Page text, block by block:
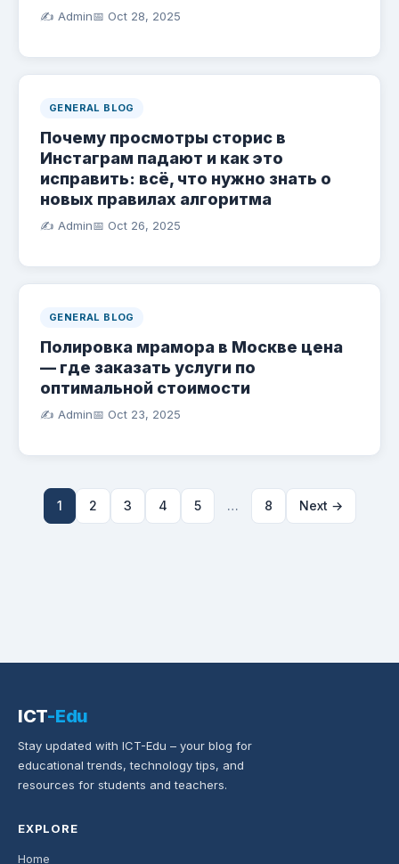
✍️ Admin📅 Oct 28, 2025
GENERAL BLOG
Почему просмотры сторис в
Инстаграм падают и как это
исправить: всё, что нужно знать о
новых правилах алгоритма
✍️ Admin📅 Oct 26, 2025
GENERAL BLOG
Полировка мрамора в Москве цена
— где заказать услуги по
оптимальной стоимости
✍️ Admin📅 Oct 23, 2025
1 2 3 4 5 … 8 Next →
ICT-Edu
Stay updated with ICT-Edu – your blog for
educational trends, technology tips, and
resources for students and teachers.
EXPLORE
Home